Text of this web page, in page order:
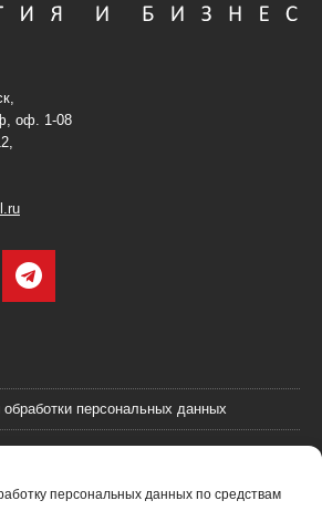
персональных данных по средствам
оф. 1-08
персональных данных
персональных данных
(оферта)